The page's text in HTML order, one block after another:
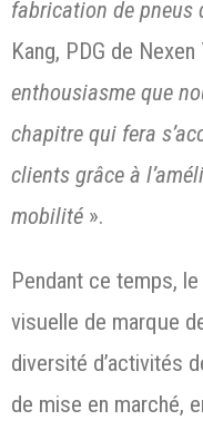
fabrication de pneus
Kang, PDG de
enthousiasme que
chapitre qui fera
clients grâce à
mobilité ».
Pendant ce temps,
visuelle de marque
diversité d’activités
de mise en marché,